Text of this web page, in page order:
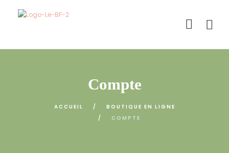
Compte
ACCUEIL
BOUTIQUE EN LIGNE
COMPTE